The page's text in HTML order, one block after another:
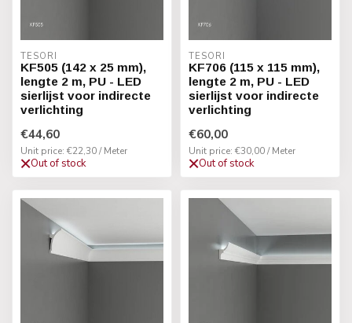
TESORI
KF505 (142 x 25 mm),
lengte 2 m, PU - LED
sierlijst voor indirecte
verlichting
€44,60
Unit price: €22,30 / Meter
Out of stock
TESORI
KF706 (115 x 115 mm),
lengte 2 m, PU - LED
sierlijst voor indirecte
verlichting
€60,00
Unit price: €30,00 / Meter
Out of stock